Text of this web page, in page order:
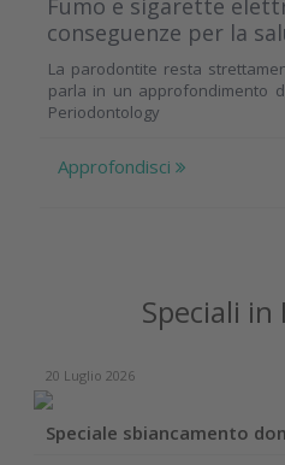
conseguenze per la
La parodontite resta
parla in un approfondimento
Periodontology
Approfondisci
Speciali in
20 Luglio 2026
Speciale sbiancamento